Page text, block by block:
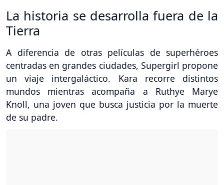
La historia se desarrolla fuera de la
Tierra
A diferencia de otras películas de superhéroes
centradas en grandes ciudades, Supergirl propone
un viaje intergaláctico. Kara recorre distintos
mundos mientras acompaña a Ruthye Marye
Knoll, una joven que busca justicia por la muerte
de su padre.